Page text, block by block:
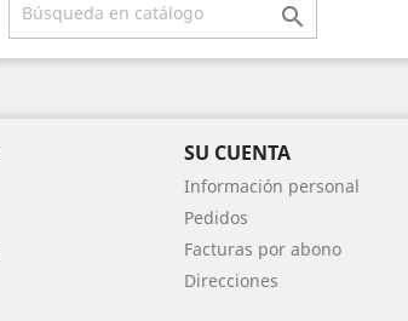

SU CUENTA
Información personal
Pedidos
Facturas por abono
Direcciones